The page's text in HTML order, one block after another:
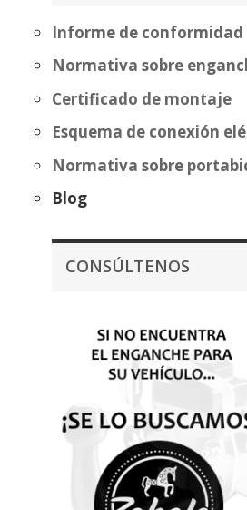
Informe de conformidad
Normativa sobre
Certificado de montaje
Esquema de conexión
Normativa sobre
Blog
CONSÚLTENOS